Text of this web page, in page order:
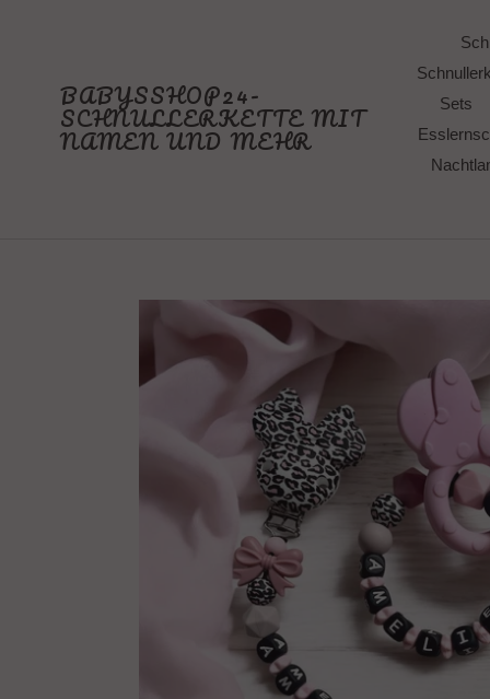
BABYSSHOP24-
SCHNULLERKETTE MIT
NAMEN UND MEHR
Sets